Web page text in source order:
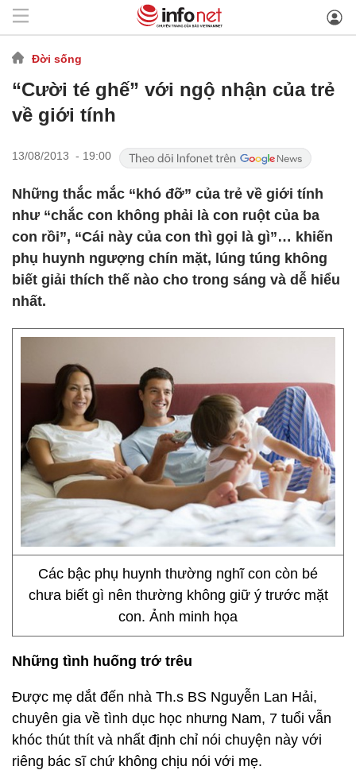
Đời sống
“Cười té ghế” với ngộ nhận của trẻ
về giới tính
13/08/2013 - 19:00
Những thắc mắc “khó đỡ” của trẻ về giới tính
như “chắc con không phải là con ruột của ba
con rồi”, “Cái này của con thì gọi là gì”… khiến
phụ huynh ngượng chín mặt, lúng túng không
biết giải thích thế nào cho trong sáng và dễ hiểu
nhất.
Các bậc phụ huynh thường nghĩ con còn bé
chưa biết gì nên thường không giữ ý trước mặt
con. Ảnh minh họa
Những tình huống trớ trêu
Được mẹ dắt đến nhà Th.s BS Nguyễn Lan Hải,
chuyên gia về tình dục học nhưng Nam, 7 tuổi vẫn
khóc thút thít và nhất định chỉ nói chuyện này với
riêng bác sĩ chứ không chịu nói với mẹ.